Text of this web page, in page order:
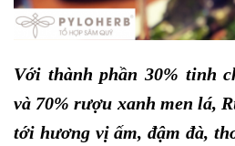
Với thành phần 30% tinh
và 70% rượu xanh men lá,
tới hương vị ấm, đậm đà,